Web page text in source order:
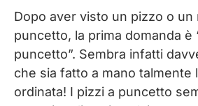
Dopo aver visto un pizzo o un
puncetto, la prima domanda è
puncetto”. Sembra infatti
che sia fatto a mano talmente
ordinata! I pizzi a puncetto